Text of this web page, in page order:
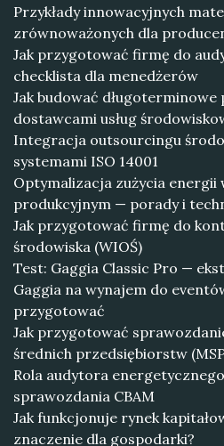
Przykłady innowacyjnych
zrównoważonych dla
Jak przygotować firmę do
checklista dla menedżerów
Jak budować
dostawcami usług
Integracja outsourcingu
systemami ISO 14001
Optymalizacja zużycia energii
produkcyjnym — porady i
Jak przygotować firmę do
środowiska (WIOŚ)
Test: Gaggia Classic Pro —
Gaggia na wynajem do
przygotować
Jak przygotować
średnich przedsiębiorstw
Rola audytora
sprawozdania CBAM
Jak funkcjonuje rynek
znaczenie dla gospodarki?